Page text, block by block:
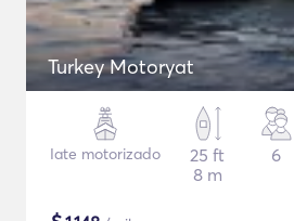
Turkey Motoryat
Iate motorizado
25 ft
8 m
6